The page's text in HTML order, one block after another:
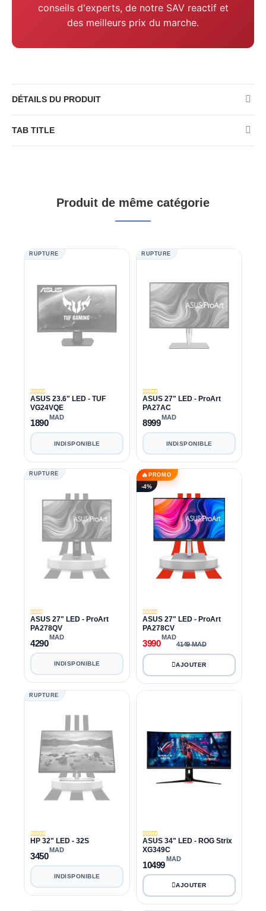
conseils d'experts, de notre SAV reactif et
des meilleurs prix du marche.
DÉTAILS DU PRODUIT
TAB TITLE
Produit de même catégorie
RUPTURE
ASUS 23.6" LED - TUF
VG24VQE
1890
MAD
INDISPONIBLE
RUPTURE
ASUS 27" LED - ProArt
PA27AC
8999
MAD
INDISPONIBLE
RUPTURE
ASUS 27" LED - ProArt
PA278QV
4290
MAD
INDISPONIBLE
🔥 PROMO
-4%
ASUS 27" LED - ProArt
PA278CV
3990
MAD
4149 MAD
RUPTURE
HP 32" LED - 32S
3450
MAD
INDISPONIBLE
ASUS 34" LED - ROG Strix
XG349C
10499
MAD